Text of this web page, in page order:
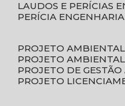
LAUDOS E PERÍCIAS
PERÍCIA
PROJETO
PROJETO
PROJETO DE
PROJETO